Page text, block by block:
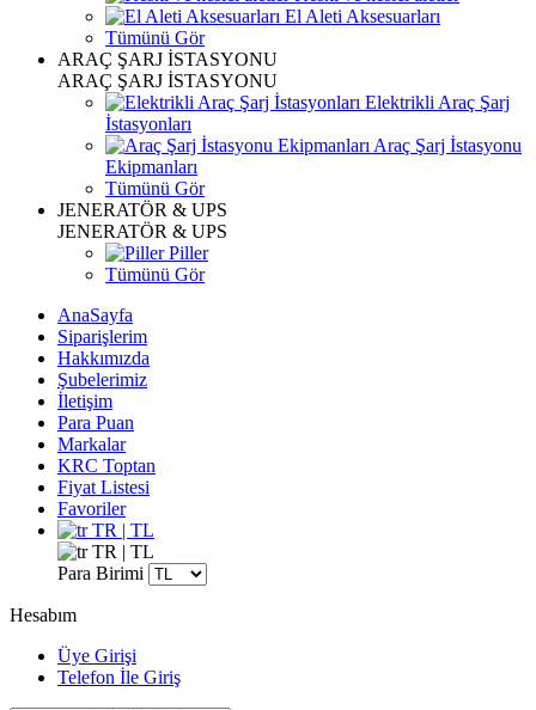
El Aleti Aksesuarları
Tümünü Gör
ARAÇ ŞARJ İSTASYONU
ARAÇ ŞARJ İSTASYONU
Elektrikli Araç Şarj
İstasyonları
Araç Şarj İstasyonu
Ekipmanları
Tümünü Gör
JENERATÖR & UPS
JENERATÖR & UPS
Piller
Tümünü Gör
AnaSayfa
Siparişlerim
Hakkımızda
Şubelerimiz
İletişim
Para Puan
Markalar
KRC Toptan
Fiyat Listesi
Favoriler
TR | TL
TR | TL
Para Birimi
Hesabım
Üye Girişi
Telefon İle Giriş